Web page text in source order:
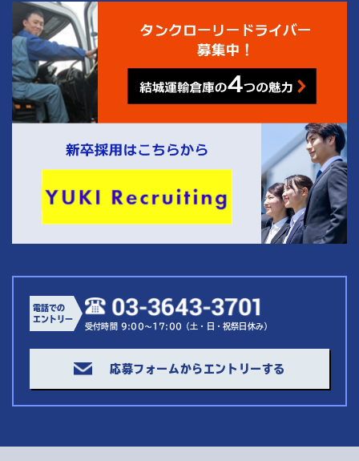
結城運輸倉庫の4
電話での
エントリー
受付時間 9:00～17:00（土・日・祝祭日休み）
応募フォームからエントリーする